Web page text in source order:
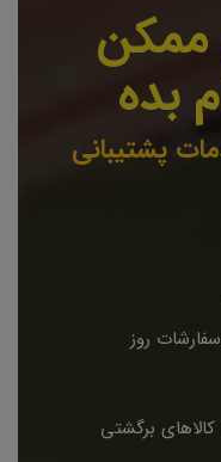
ممکن
بده
پشتیبانی
روز
کالاهای برگشتی